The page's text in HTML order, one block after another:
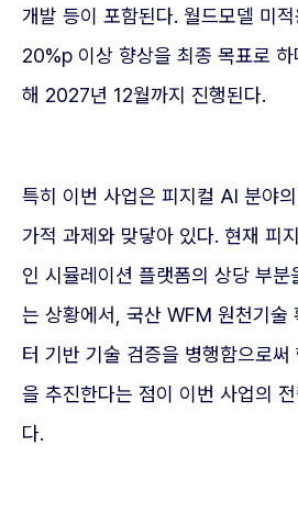
개발 등이 포함된다. 월드모델 미
20%p 이상 향상을 최종 목표로
해 2027년 12월까지 진행된다.
특히 이번 사업은 피지컬 AI 분야
가적 과제와 맞닿아 있다. 현재 피
인 시뮬레이션 플랫폼의 상당 부
는 상황에서, 국산 WFM 원천기술
터 기반 기술 검증을 병행함으로써
을 추진한다는 점이 이번 사업의
다.